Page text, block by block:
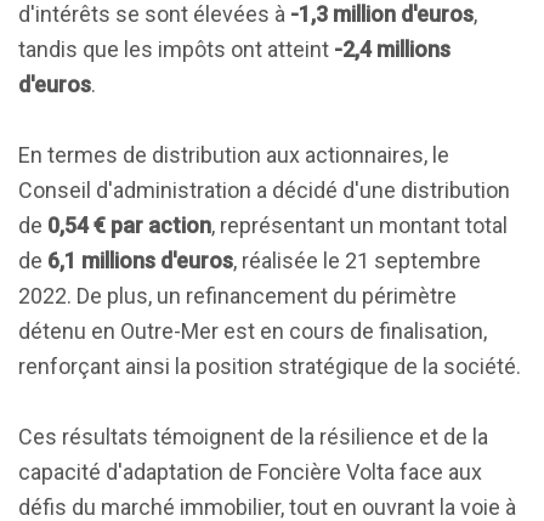
d'intérêts se sont élevées à -1,3 million d'euros,
tandis que les impôts ont atteint -2,4 millions
d'euros.
En termes de distribution aux actionnaires, le
Conseil d'administration a décidé d'une distribution
de 0,54 € par action, représentant un montant total
de 6,1 millions d'euros, réalisée le 21 septembre
2022. De plus, un refinancement du périmètre
détenu en Outre-Mer est en cours de finalisation,
renforçant ainsi la position stratégique de la société.
Ces résultats témoignent de la résilience et de la
capacité d'adaptation de Foncière Volta face aux
défis du marché immobilier, tout en ouvrant la voie à